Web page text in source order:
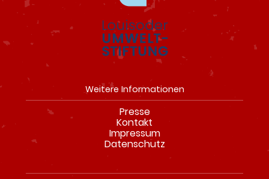
Weitere Informationen
Navigation
überspringen
Presse
Kontakt
Impressum
Datenschutz